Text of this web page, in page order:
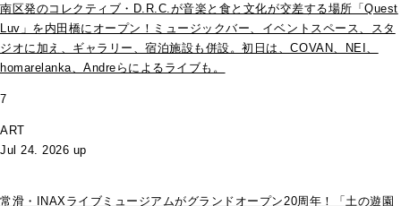
南区発のコレクティブ・D.R.C.が⾳楽と⾷と⽂化が交差する場所「Quest
Luv」を内田橋にオープン！ミュージックバー、イベントスペース、スタ
ジオに加え、ギャラリー、宿泊施設も併設。初日は、COVAN、NEI、
homarelanka、Andreらによるライブも。
7
ART
Jul 24. 2026 up
常滑・INAXライブミュージアムがグランドオープン20周年！「土の遊園